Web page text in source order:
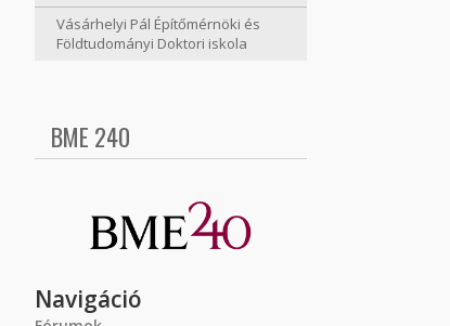
Vásárhelyi Pál Építőmérnöki és
Földtudományi Doktori iskola
BME 240
Navigáció